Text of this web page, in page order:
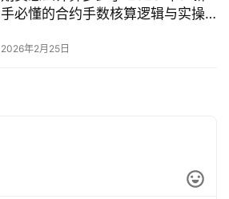
手必懂的合约手数核算逻辑与实操
2026年2月25日